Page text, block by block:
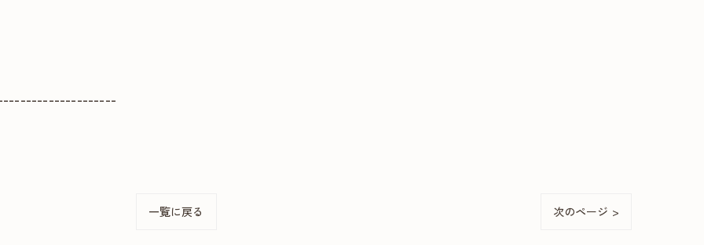
一覧に戻る 次のページ >